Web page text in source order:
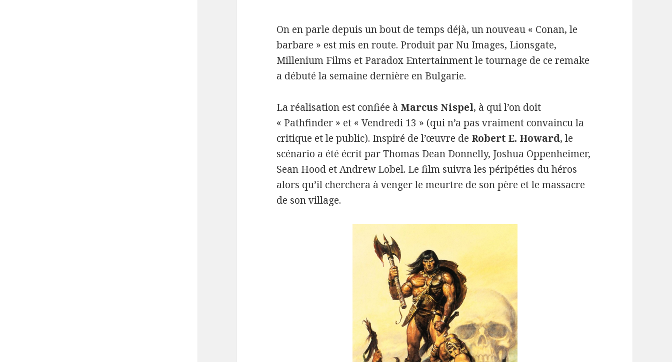
On en parle depuis un bout de temps déjà, un nouveau « Conan, le
barbare » est mis en route. Produit par Nu Images, Lionsgate,
Millenium Films et Paradox Entertainment le tournage de ce remake
a débuté la semaine dernière en Bulgarie.
La réalisation est confiée à Marcus Nispel, à qui l’on doit
« Pathfinder » et « Vendredi 13 » (qui n’a pas vraiment convaincu la
critique et le public). Inspiré de l’œuvre de Robert E. Howard, le
scénario a été écrit par Thomas Dean Donnelly, Joshua Oppenheimer,
Sean Hood et Andrew Lobel. Le film suivra les péripéties du héros
alors qu’il cherchera à venger le meurtre de son père et le massacre
de son village.